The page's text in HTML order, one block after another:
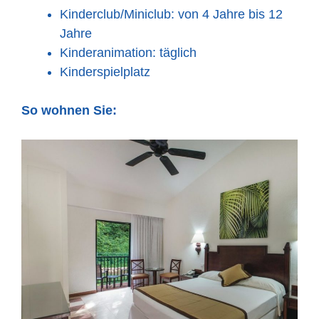
Kinderclub/Miniclub: von 4 Jahre bis 12
Jahre
Kinderanimation: täglich
Kinderspielplatz
So wohnen Sie: